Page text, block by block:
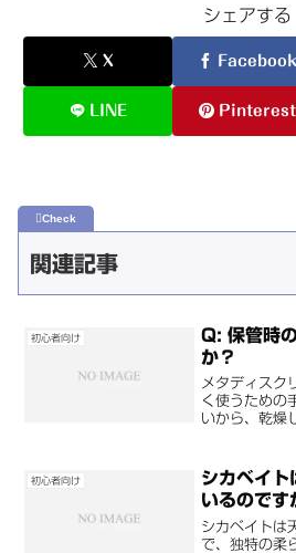
シェアする
X Facebook
LINE Pinterest
関連記事
初心者向け
Q: 保管時
か？
メタディスク
く使うための
いから、乾燥
管のコツまで
ます。
初心者向け
シカベイト
いるのです
シカベイトは
で、独特の柔